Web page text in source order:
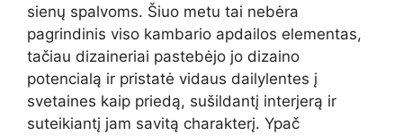
sienų spalvoms. Šiuo metu tai nebėra
pagrindinis viso kambario apdailos elementas,
tačiau dizaineriai pastebėjo jo dizaino
potencialą ir pristatė vidaus dailylentes į
svetaines kaip priedą, sušildantį interjerą ir
suteikiantį jam savitą charakterį. Ypač